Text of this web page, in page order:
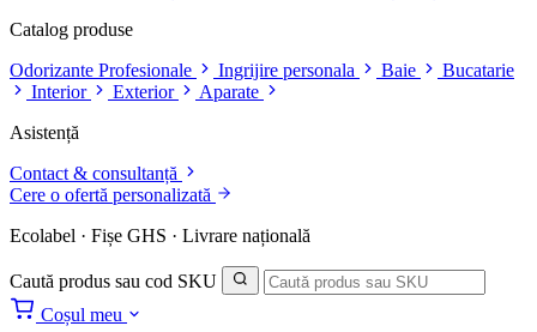
Catalog produse
Odorizante Profesionale
Ingrijire personala Baie
Bucatarie
Interior
Exterior
Aparate
Asistență
Contact & consultanță
Cere o ofertă personalizată
Ecolabel · Fișe GHS · Livrare națională
Caută produs sau cod SKU
Coșul meu